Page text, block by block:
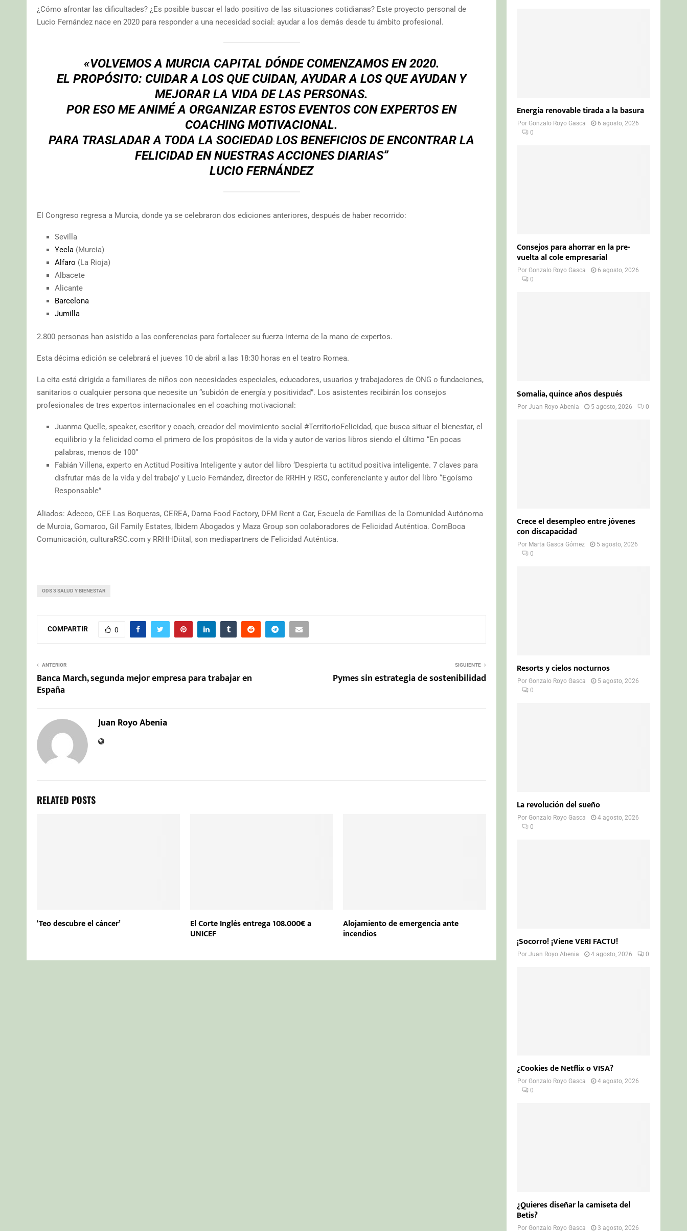
¿Cómo afrontar las dificultades? ¿Es posible buscar el lado positivo de las situaciones cotidianas? Este proyecto personal de
Lucio Fernández nace en 2020 para responder a una necesidad social: ayudar a los demás desde tu ámbito profesional.
«VOLVEMOS A MURCIA CAPITAL DÓNDE COMENZAMOS EN 2020.
EL PROPÓSITO: CUIDAR A LOS QUE CUIDAN, AYUDAR A LOS QUE AYUDAN Y
MEJORAR LA VIDA DE LAS PERSONAS.
POR ESO ME ANIMÉ A ORGANIZAR ESTOS EVENTOS CON EXPERTOS EN
COACHING MOTIVACIONAL.
PARA TRASLADAR A TODA LA SOCIEDAD LOS BENEFICIOS DE ENCONTRAR LA
FELICIDAD EN NUESTRAS ACCIONES DIARIAS”
LUCIO FERNÁNDEZ
El Congreso regresa a Murcia, donde ya se celebraron dos ediciones anteriores, después de haber recorrido:
Sevilla
Yecla (Murcia)
Alfaro (La Rioja)
Albacete
Alicante
Barcelona
Jumilla
2.800 personas han asistido a las conferencias para fortalecer su fuerza interna de la mano de expertos.
Esta décima edición se celebrará el jueves 10 de abril a las 18:30 horas en el teatro Romea.
La cita está dirigida a familiares de niños con necesidades especiales, educadores, usuarios y trabajadores de ONG o fundaciones,
sanitarios o cualquier persona que necesite un “subidón de energía y positividad”. Los asistentes recibirán los consejos
profesionales de tres expertos internacionales en el coaching motivacional:
Juanma Quelle, speaker, escritor y coach, creador del movimiento social #TerritorioFelicidad, que busca situar el bienestar, el
equilibrio y la felicidad como el primero de los propósitos de la vida y autor de varios libros siendo el último “En pocas
palabras, menos de 100”
Fabián Villena, experto en Actitud Positiva Inteligente y autor del libro ‘Despierta tu actitud positiva inteligente. 7 claves para
disfrutar más de la vida y del trabajo’ y Lucio Fernández, director de RRHH y RSC, conferenciante y autor del libro “Egoísmo
Responsable”
Aliados: Adecco, CEE Las Boqueras, CEREA, Dama Food Factory, DFM Rent a Car, Escuela de Familias de la Comunidad Autónoma
de Murcia, Gomarco, Gil Family Estates, Ibidem Abogados y Maza Group son colaboradores de Felicidad Auténtica. ComBoca
Comunicación, culturaRSC.com y RRHHDiital, son mediapartners de Felicidad Auténtica.
ODS 3 SALUD Y BIENESTAR
COMPARTIR 0
ANTERIOR
Banca March, segunda mejor empresa para trabajar en
España
SIGUIENTE
Pymes sin estrategia de sostenibilidad
Juan Royo Abenia
RELATED POSTS
‘Teo descubre el cáncer’ El Corte Inglés entrega 108.000€ a
UNICEF
Alojamiento de emergencia ante
incendios
Energía renovable tirada a la basura
PorGonzalo Royo Gasca
6 agosto, 2026
0
Consejos para ahorrar en la pre-
vuelta al cole empresarial
PorGonzalo Royo Gasca
6 agosto, 2026
0
Somalia, quince años después
PorJuan Royo Abenia 5 agosto, 2026 0
Crece el desempleo entre jóvenes
con discapacidad
Por Marta Gasca Gómez
5 agosto, 2026
0
Resorts y cielos nocturnos
PorGonzalo Royo Gasca
5 agosto, 2026
0
La revolución del sueño
PorGonzalo Royo Gasca
4 agosto, 2026
0
¡Socorro! ¡Viene VERI FACTU!
PorJuan Royo Abenia 4 agosto, 2026 0
¿Cookies de Netflix o VISA?
PorGonzalo Royo Gasca
4 agosto, 2026
0
¿Quieres diseñar la camiseta del
Betis?
PorGonzalo Royo Gasca 3 agosto, 2026